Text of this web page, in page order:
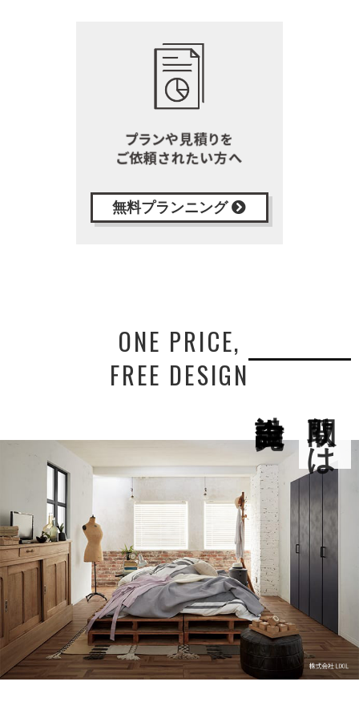
無料プランニング
ONE PRICE,
FREE DESIGN
間取りは